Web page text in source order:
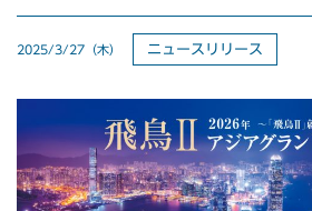
2025/3/27（木） ニュースリリース